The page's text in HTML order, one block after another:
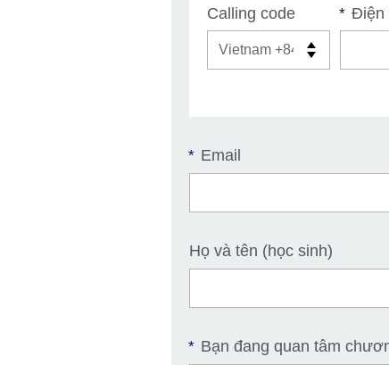
Calling code * Điện
* Email
Họ và tên (học sinh)
* Bạn đang quan tâm